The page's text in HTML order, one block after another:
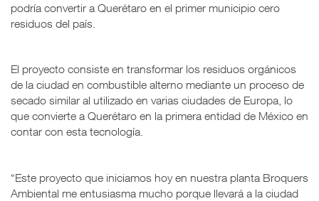
podría convertir a Querétaro en el primer municipio cero
residuos del país.
El proyecto consiste en transformar los residuos orgánicos
de la ciudad en combustible alterno mediante un proceso de
secado similar al utilizado en varias ciudades de Europa, lo
que convierte a Querétaro en la primera entidad de México en
contar con esta tecnología.
“Este proyecto que iniciamos hoy en nuestra planta Broquers
Ambiental me entusiasma mucho porque llevará a la ciudad